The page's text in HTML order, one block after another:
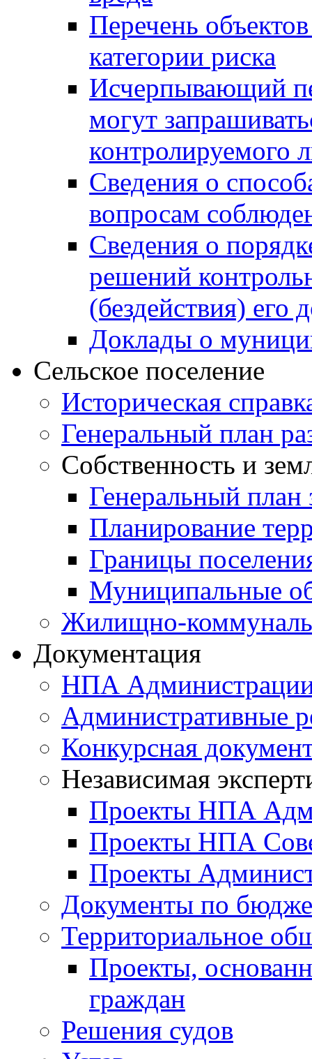
Перечень
категории риска
Исчерпывающий
могут
контролируемого
Сведения о
вопросам
Сведения о
решений
(бездействия)
Доклады о
Сельское поселение
Историческая
Генеральный план
Собственность и
Генеральный план
Планирование
Границы
Муниципальные
Жилищно-
Документация
НПА
Административные
Конкурсная
Независимая
Проекты НПА
Проекты НПА
Проекты
Документы по
Территориальное
Проекты,
граждан
Решения судов